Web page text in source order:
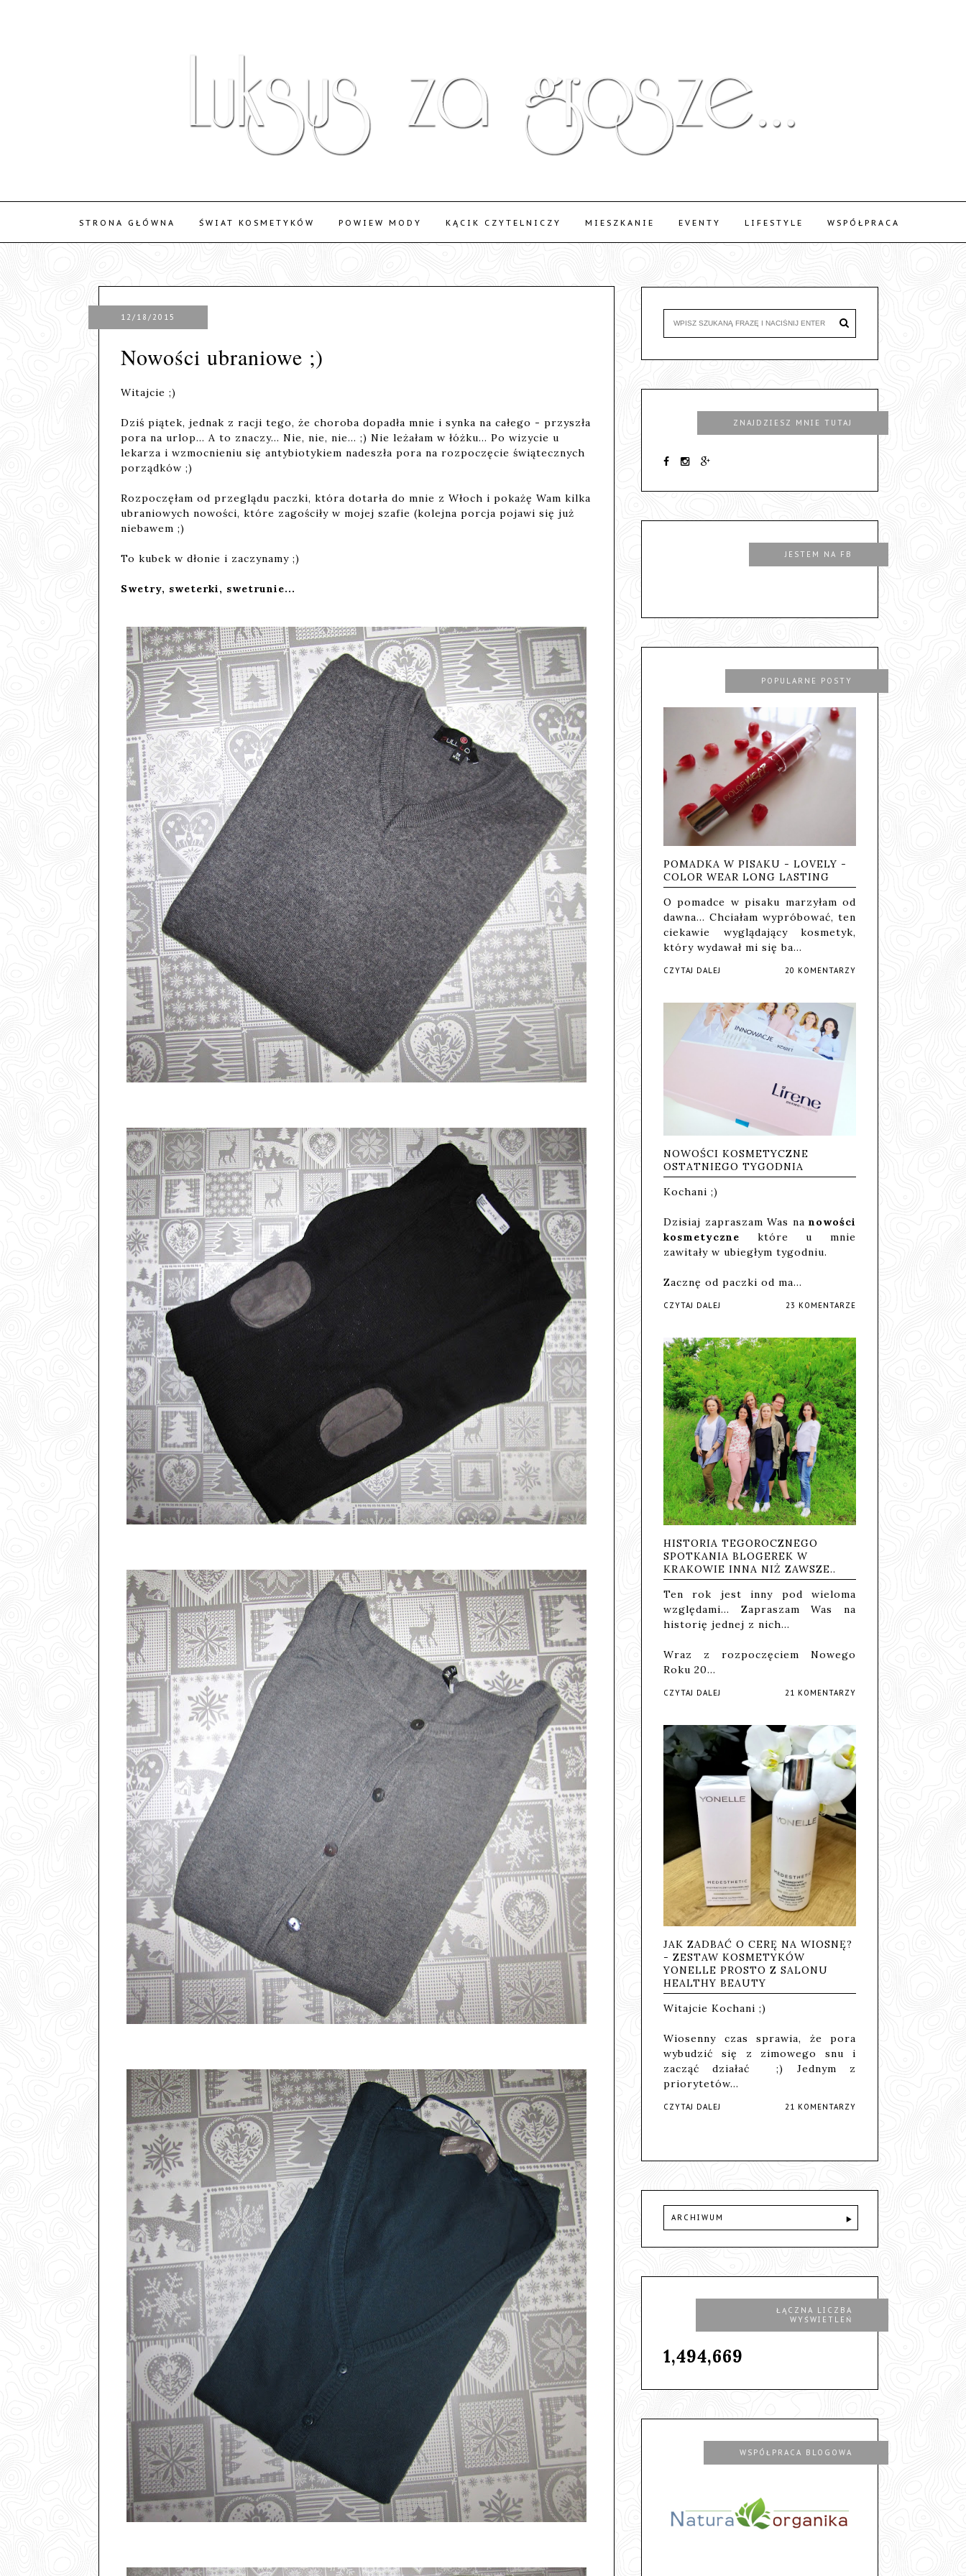
STRONA GŁÓWNA ŚWIAT KOSMETYKÓW POWIEW MODY KĄCIK CZYTELNICZY MIESZKANIE EVENTY LIFESTYLE WSPÓŁPRACA
12/18/2015
Nowości ubraniowe ;)
Witajcie ;)
Dziś piątek, jednak z racji tego, że choroba dopadła mnie i synka na całego - przyszła
pora na urlop... A to znaczy... Nie, nie, nie... ;) Nie leżałam w łóżku... Po wizycie u
lekarza i wzmocnieniu się antybiotykiem nadeszła pora na rozpoczęcie świątecznych
porządków ;)
Rozpoczęłam od przeglądu paczki, która dotarła do mnie z Włoch i pokażę Wam kilka
ubraniowych nowości, które zagościły w mojej szafie (kolejna porcja pojawi się już
niebawem ;)
To kubek w dłonie i zaczynamy ;)
Swetry, sweterki, swetrunie...
ZNAJDZIESZ MNIE TUTAJ
JESTEM NA FB
POPULARNE POSTY
POMADKA W PISAKU - LOVELY -
COLOR WEAR LONG LASTING
O pomadce w pisaku marzyłam od
dawna... Chciałam wypróbować, ten
ciekawie wyglądający kosmetyk,
który wydawał mi się ba…
CZYTAJ DALEJ 20 KOMENTARZY
NOWOŚCI KOSMETYCZNE
OSTATNIEGO TYGODNIA
Kochani ;)
Dzisiaj zapraszam Was na nowości
kosmetyczne które u mnie
zawitały w ubiegłym tygodniu.
Zacznę od paczki od ma…
CZYTAJ DALEJ 23 KOMENTARZE
HISTORIA TEGOROCZNEGO
SPOTKANIA BLOGEREK W
KRAKOWIE INNA NIŻ ZAWSZE..
Ten rok jest inny pod wieloma
względami... Zapraszam Was na
historię jednej z nich...
Wraz z rozpoczęciem Nowego
Roku 20…
CZYTAJ DALEJ 21 KOMENTARZY
JAK ZADBAĆ O CERĘ NA WIOSNĘ?
- ZESTAW KOSMETYKÓW
YONELLE PROSTO Z SALONU
HEALTHY BEAUTY
Witajcie Kochani ;)
Wiosenny czas sprawia, że pora
wybudzić się z zimowego snu i
zacząć działać ;) Jednym z
priorytetów…
CZYTAJ DALEJ 21 KOMENTARZY
ARCHIWUM
ŁĄCZNA LICZBA
WYŚWIETLEŃ
1,494,669
WSPÓŁPRACA BLOGOWA